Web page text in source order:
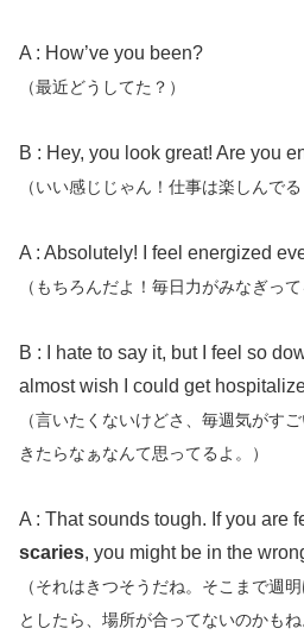
A : How’ve you been?
（最近どうしてた？）
B : Hey, you look great! Are you
（いい感じじゃん！仕事は楽しんでる
A : Absolutely! I feel energized
（もちろんだよ！毎日力がみなぎっ
B : I hate to say it, but I feel so
almost wish I could get
（言いたくないけどさ、毎週気がす
きたらなぁなんて思ってるよ。）
A : That sounds tough. If you are
scaries, you might be in the
（それはきつそうだね。そこまで週
としたら、場所が合ってないのかもね